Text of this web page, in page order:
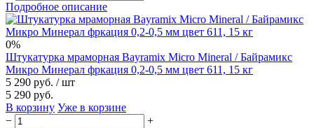
Подробное описание
0%
Штукатурка мраморная Bayramix Micro Mineral / Байрамикс
Микро Минерал фркация 0,2-0,5 мм цвет 611, 15 кг
5 290 руб. / шт
5 290 руб.
В корзину Уже в корзине
−
+